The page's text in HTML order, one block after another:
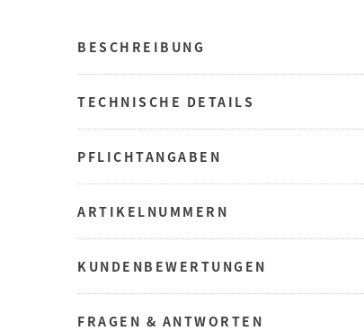
BESCHREIBUNG
TECHNISCHE DETAILS
PFLICHTANGABEN
ARTIKELNUMMERN
KUNDENBEWERTUNGEN
FRAGEN & ANTWORTEN